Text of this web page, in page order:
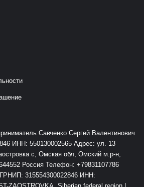
Савченко Сергей Валентинович
ИНН: 550130002565 Адрес: ул. 13
с, Омская обл, Омский м.р-н,
Россия Телефон: +79831107786
315554300022846 ИНН: